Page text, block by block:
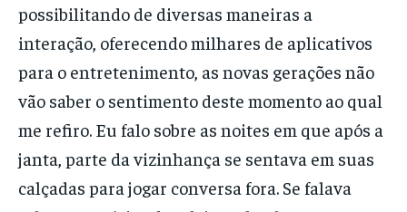
possibilitando de diversas maneiras a
interação, oferecendo milhares de aplicativos
para o entretenimento, as novas gerações não
vão saber o sentimento deste momento ao qual
me refiro. Eu falo sobre as noites em que após a
janta, parte da vizinhança se sentava em suas
calçadas para jogar conversa fora. Se falava